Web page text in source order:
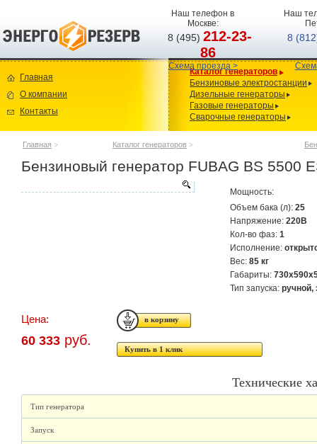
Наш телефон в
Москве:
8 (495)212-23-
86
Схема проезда >
Наш
8
Главная
О компании
Контакты
Каталог генераторов
Бензиновые электростанции
Дизельные генераторы
Газовые генераторы
Сварочные генераторы
Главная > Каталог генераторов >
Бензиновый генератор FUBAG BS 5500
Мощность:
Объем бака (л): 25
Напряжение: 220В
Кол-во фаз: 1
Исполнение:
Вес: 85 кг
Габариты:
Тип запуска: ручной,
Цена:
60 333 руб.
Купить в 1 клик
Технические
Тип генератора
Запуск